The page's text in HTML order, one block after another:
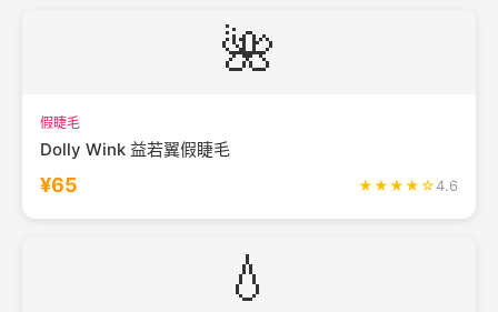
🌺
假睫毛
Dolly Wink 益若翼假睫毛
¥65 ★★★★☆4.6
💧